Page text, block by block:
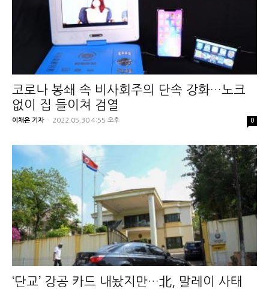
코로나 봉쇄 속 비사회주의 단속 강화…노크
없이 집 들이쳐 검열
이채은 기자 - 2022.05.30 4:55 오후 0
‘단교’ 강공 카드 내놨지만…北, 말레이 사태